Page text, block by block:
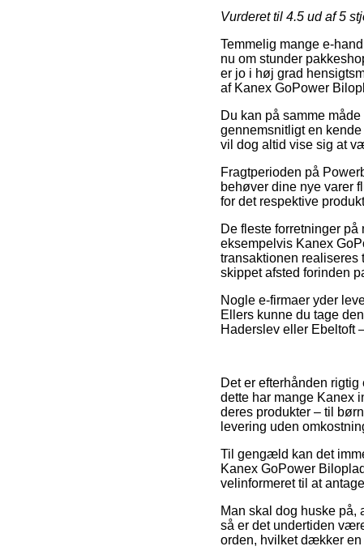
Vurderet til 4.5 ud af 5
Temmelig mange e-
nu om stunder
er jo i høj grad
af Kanex GoPower
Du kan på samme
gennemsnitligt en
vil dog altid vise sig at
Fragtperioden på
behøver dine nye varer
for det respektive
De fleste forretninger
eksempelvis Kanex
transaktionen realiseres
skippet afsted forinden
Nogle e-firmaer yder
Ellers kunne du tage
Haderslev eller Ebeltoft
Det er efterhånden
dette har mange Kanex
deres produkter – til
levering uden
Til gengæld kan det
Kanex GoPower
velinformeret til at
Man skal dog huske på,
så er det undertiden
orden, hvilket dækker